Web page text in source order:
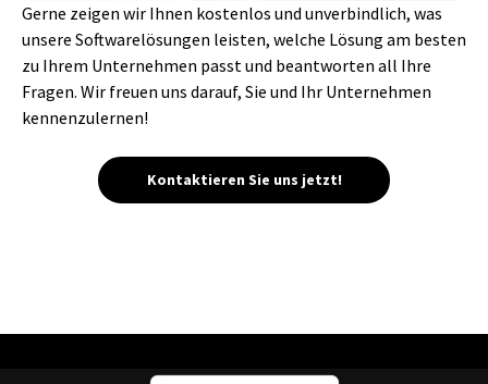
Gerne zeigen wir Ihnen kostenlos und unverbindlich, was
unsere Softwarelösungen leisten, welche Lösung am besten
zu Ihrem Unternehmen passt und beantworten all Ihre
Fragen. Wir freuen uns darauf, Sie und Ihr Unternehmen
kennenzulernen!
Kontaktieren Sie uns jetzt!